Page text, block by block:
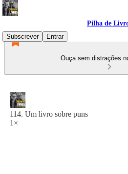
Pilha de
Subscrever
Entrar
Ouça sem distrações
114. Um livro sobre puns
1×